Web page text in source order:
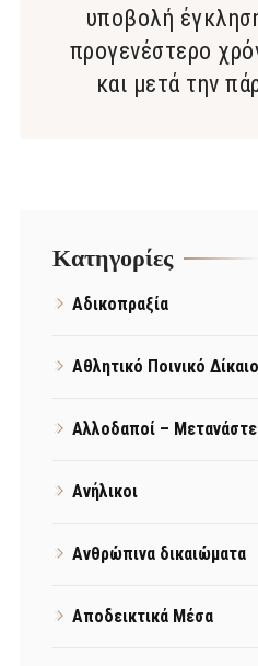
υποβολή
προγενέστερο
και μετά την
Kατηγορίες
Αδικοπραξία
Αθλητικό Ποινικό Δίκαιο
Αλλοδαποί –
Ανήλικοι
Ανθρώπινα δικαιώματα
Αποδεικτικά Μέσα